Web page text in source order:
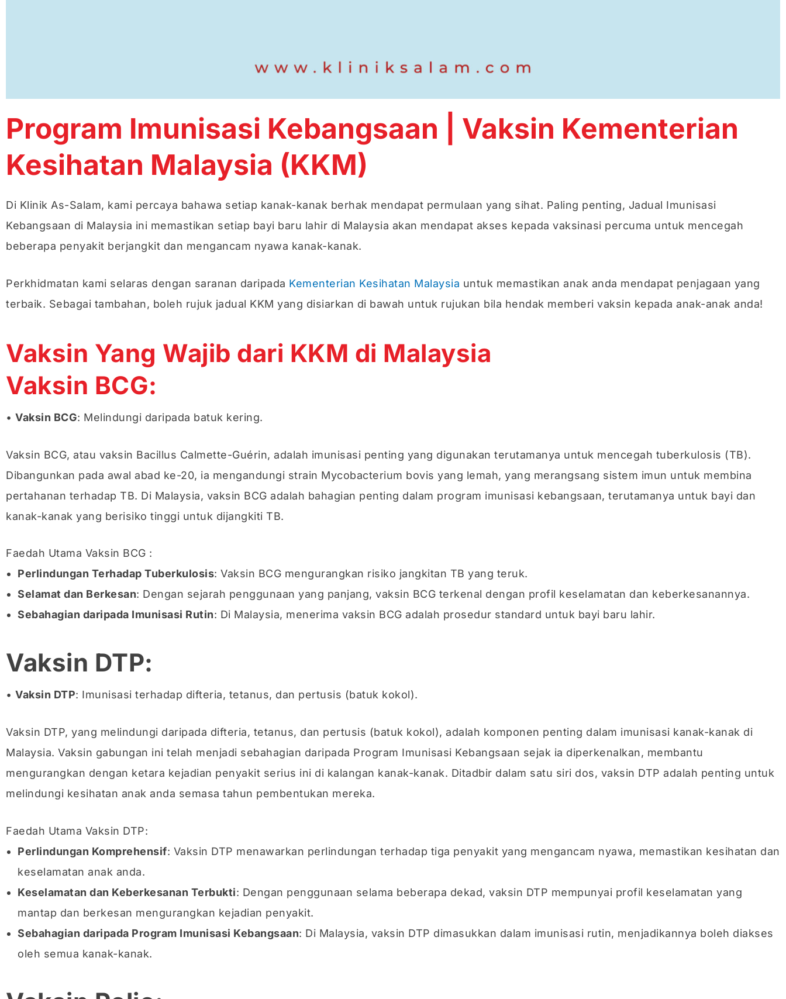
Program Imunisasi Kebangsaan | Vaksin Kementerian
Kesihatan Malaysia (KKM)
Di Klinik As-Salam, kami percaya bahawa setiap kanak-kanak berhak mendapat permulaan yang sihat. Paling penting, Jadual Imunisasi
Kebangsaan di Malaysia ini memastikan setiap bayi baru lahir di Malaysia akan mendapat akses kepada vaksinasi percuma untuk mencegah
beberapa penyakit berjangkit dan mengancam nyawa kanak-kanak.
Perkhidmatan kami selaras dengan saranan daripada Kementerian Kesihatan Malaysia untuk memastikan anak anda mendapat penjagaan yang
terbaik. Sebagai tambahan, boleh rujuk jadual KKM yang disiarkan di bawah untuk rujukan bila hendak memberi vaksin kepada anak-anak anda!
Vaksin Yang Wajib dari KKM di Malaysia
Vaksin BCG:
• Vaksin BCG: Melindungi daripada batuk kering.
Vaksin BCG, atau vaksin Bacillus Calmette-Guérin, adalah imunisasi penting yang digunakan terutamanya untuk mencegah tuberkulosis (TB).
Dibangunkan pada awal abad ke-20, ia mengandungi strain Mycobacterium bovis yang lemah, yang merangsang sistem imun untuk membina
pertahanan terhadap TB. Di Malaysia, vaksin BCG adalah bahagian penting dalam program imunisasi kebangsaan, terutamanya untuk bayi dan
kanak-kanak yang berisiko tinggi untuk dijangkiti TB.
Faedah Utama Vaksin BCG :
Perlindungan Terhadap Tuberkulosis: Vaksin BCG mengurangkan risiko jangkitan TB yang teruk.
Selamat dan Berkesan: Dengan sejarah penggunaan yang panjang, vaksin BCG terkenal dengan profil keselamatan dan keberkesanannya.
Sebahagian daripada Imunisasi Rutin: Di Malaysia, menerima vaksin BCG adalah prosedur standard untuk bayi baru lahir.
Vaksin DTP:
• Vaksin DTP: Imunisasi terhadap difteria, tetanus, dan pertusis (batuk kokol).
Vaksin DTP, yang melindungi daripada difteria, tetanus, dan pertusis (batuk kokol), adalah komponen penting dalam imunisasi kanak-kanak di
Malaysia. Vaksin gabungan ini telah menjadi sebahagian daripada Program Imunisasi Kebangsaan sejak ia diperkenalkan, membantu
mengurangkan dengan ketara kejadian penyakit serius ini di kalangan kanak-kanak. Ditadbir dalam satu siri dos, vaksin DTP adalah penting untuk
melindungi kesihatan anak anda semasa tahun pembentukan mereka.
Faedah Utama Vaksin DTP:
Perlindungan Komprehensif: Vaksin DTP menawarkan perlindungan terhadap tiga penyakit yang mengancam nyawa, memastikan kesihatan dan
keselamatan anak anda.
Keselamatan dan Keberkesanan Terbukti: Dengan penggunaan selama beberapa dekad, vaksin DTP mempunyai profil keselamatan yang
mantap dan berkesan mengurangkan kejadian penyakit.
Sebahagian daripada Program Imunisasi Kebangsaan: Di Malaysia, vaksin DTP dimasukkan dalam imunisasi rutin, menjadikannya boleh diakses
oleh semua kanak-kanak.